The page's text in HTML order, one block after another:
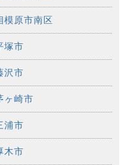
模原市南区
塚市
沢市
ヶ崎市
浦市
木市